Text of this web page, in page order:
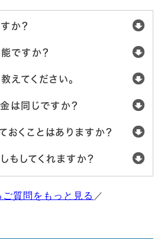
か？
ですか？
えてください。
は同じですか？
おくことはありますか？
もしてくれますか？
ご質問をもっと見る ／